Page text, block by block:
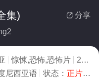
 分享
集)
惊悚,恐怖,恐怖片
2025
尼西亚语 状态： 正片/高清